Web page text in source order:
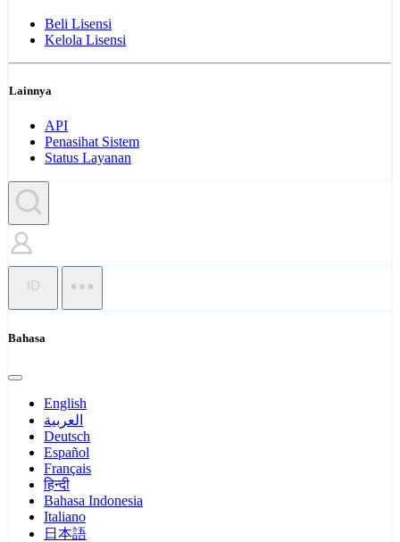
Beli Lisensi
Kelola Lisensi
Lainnya
API
Penasihat Sistem
Status Layanan
ID
Bahasa
English
العربية
Deutsch
Español
Français
हिन्दी
Bahasa Indonesia
Italiano
日本語